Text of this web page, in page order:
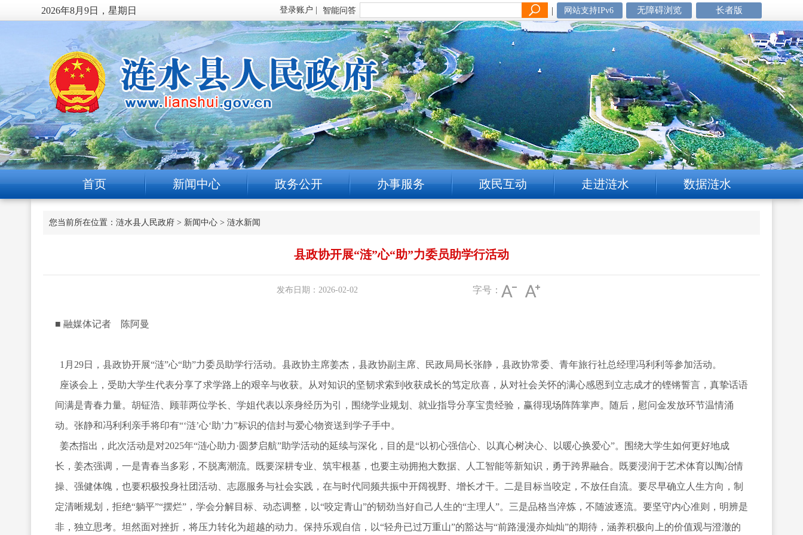
2026年8月9日，星期日 智能问答 | 网站支持IPv6 无障碍浏览 长者版
首页 新闻中心 政务公开 办事服务 政民互动 走进涟水 数据涟水
您当前所在位置： 涟水县人民政府 > 新闻中心 > 涟水新闻
县政协开展“涟”心“助”力委员助学行活动
发布日期：2026-02-02 字号：
■ 融媒体记者 陈阿曼
1月29日，县政协开展“涟”心“助”力委员助学行活动。县政协主席姜杰，县政协副主席、民政局局长张静，县政协常委、青年旅行社总经理冯利利等参加活动。
座谈会上，受助大学生代表分享了求学路上的艰辛与收获。从对知识的坚韧求索到收获成长的笃定欣喜，从对社会关怀的满心感恩到立志成才的铿锵誓言，真挚话语
间满是青春力量。胡钲浩、顾菲两位学长、学姐代表以亲身经历为引，围绕学业规划、就业指导分享宝贵经验，赢得现场阵阵掌声。随后，慰问金发放环节温情涌
动。张静和冯利利亲手将印有“‘涟’心‘助’力”标识的信封与爱心物资送到学子手中。
姜杰指出，此次活动是对2025年“涟心助力·圆梦启航”助学活动的延续与深化，目的是“以初心强信心、以真心树决心、以暖心换爱心”。围绕大学生如何更好地成
长，姜杰强调，一是青春当多彩，不脱离潮流。既要深耕专业、筑牢根基，也要主动拥抱大数据、人工智能等新知识，勇于跨界融合。既要浸润于艺术体育以陶冶情
操、强健体魄，也要积极投身社团活动、志愿服务与社会实践，在与时代同频共振中开阔视野、增长才干。二是目标当咬定，不放任自流。要尽早确立人生方向，制
定清晰规划，拒绝“躺平”“摆烂”，学会分解目标、动态调整，以“咬定青山”的韧劲当好自己人生的“主理人”。三是品格当淬炼，不随波逐流。要坚守内心准则，明辨是
非，独立思考。坦然面对挫折，将压力转化为超越的动力。保持乐观自信，以“轻舟已过万重山”的豁达与“前路漫漫亦灿灿”的期待，涵养积极向上的价值观与澄澈的